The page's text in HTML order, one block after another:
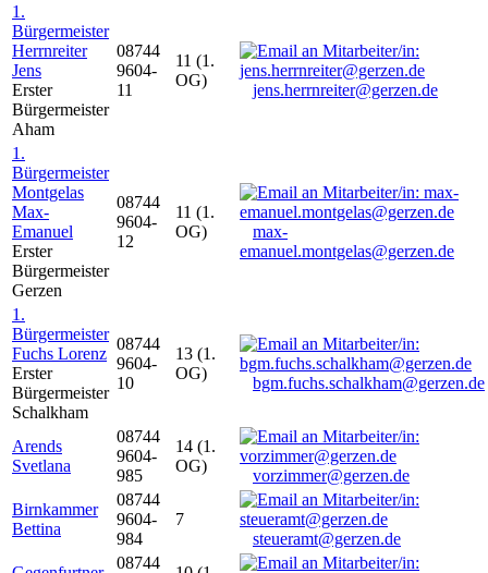
1.
Bürgermeister
Herrnreiter
Jens
Erster
Bürgermeister
Aham
08744
9604-
11
11 (1.
OG)
jens.herrnreiter@gerzen.de
1.
Bürgermeister
Montgelas
Max-
Emanuel
Erster
Bürgermeister
Gerzen
08744
9604-
12
11 (1.
OG)
max-
emanuel.montgelas@gerzen.de
1.
Bürgermeister
Fuchs Lorenz
Erster
Bürgermeister
Schalkham
08744
9604-
10
13 (1.
OG)
bgm.fuchs.schalkham@gerzen.de
Arends
Svetlana
08744
9604-
985
14 (1.
OG)
vorzimmer@gerzen.de
Birnkammer
Bettina
08744
9604-
984
7
steueramt@gerzen.de
08744